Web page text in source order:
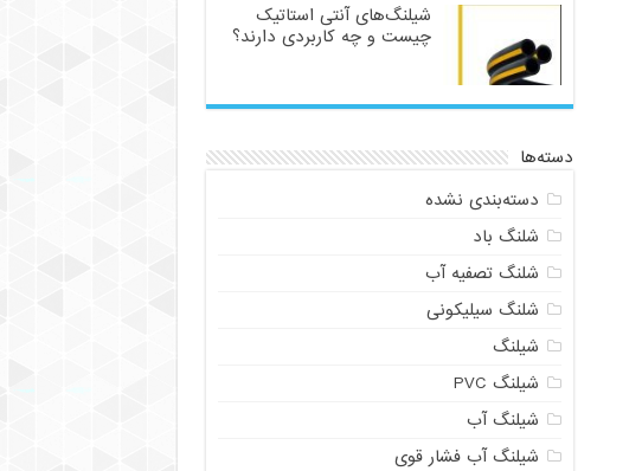
شیلنگ‌های آنتی استاتیک
چیست و چه کاربردی دارند؟
دسته‌ها
دسته‌بندی نشده
شلنگ باد
شلنگ تصفیه آب
شلنگ سیلیکونی
شیلنگ
شیلنگ PVC
شیلنگ آب
شیلنگ آب فشار قوی